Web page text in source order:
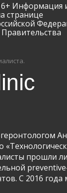
Информация
странице
прошли
С 2016